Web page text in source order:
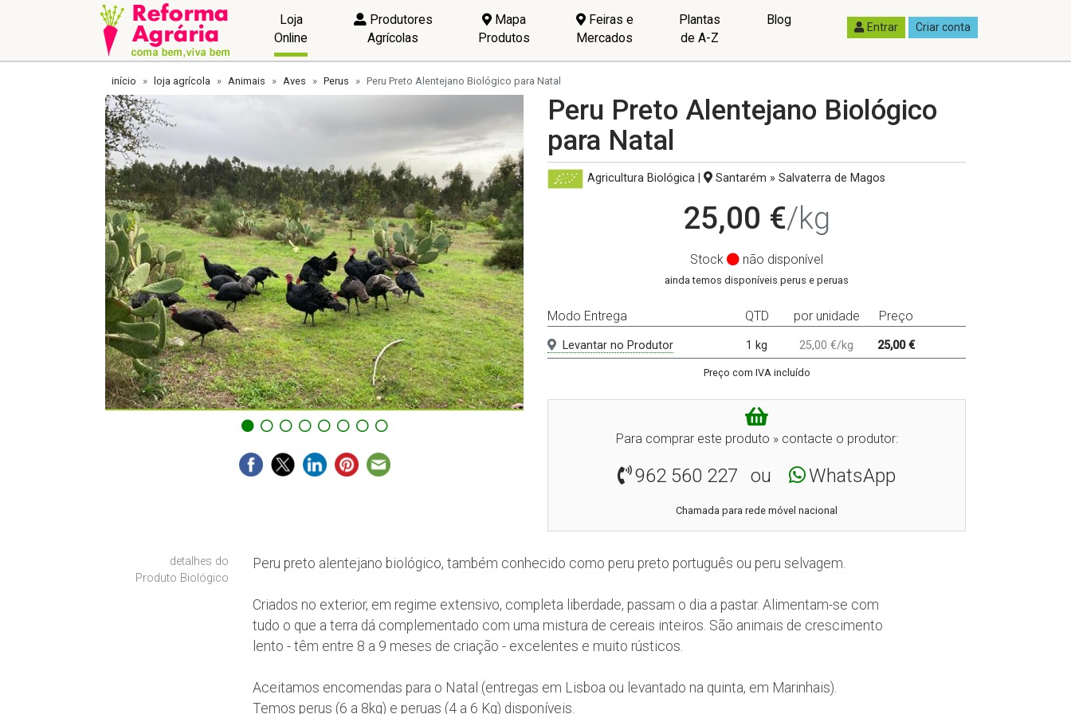
Loja
Online
Produtores
Agrícolas
Mapa
Produtos
Feiras e
Mercados
Plantas
de A-Z
Blog Entrar Criar conta
início loja agrícola Animais Aves Perus Peru Preto Alentejano Biológico para Natal
Peru Preto Alentejano Biológico
para Natal
Agricultura Biológica| Santarém » Salvaterra de Magos
25,00 €/kg
Stock não disponível
ainda temos disponíveis perus e peruas
Modo Entrega QTD por unidade Preço
Levantar no Produtor 1 kg 25,00 €/kg 25,00 €
Preço com IVA incluído
Para comprar este produto » contacte o produtor:
962 560 227 ou WhatsApp
Chamada para rede móvel nacional
detalhes do
Produto Biológico
Peru preto alentejano biológico, também conhecido como peru preto português ou peru selvagem.
Criados no exterior, em regime extensivo, completa liberdade, passam o dia a pastar. Alimentam-se com
tudo o que a terra dá complementado com uma mistura de cereais inteiros. São animais de crescimento
lento - têm entre 8 a 9 meses de criação - excelentes e muito rústicos.
Aceitamos encomendas para o Natal (entregas em Lisboa ou levantado na quinta, em Marinhais).
Temos perus (6 a 8kg) e peruas (4 a 6 Kg) disponíveis.